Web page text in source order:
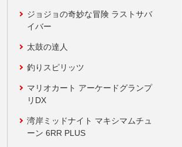
ジョジョの奇妙な冒険 ラストサバ
イバー
太鼓の達人
釣りスピリッツ
マリオカート アーケードグランプ
リDX
湾岸ミッドナイト マキシマムチュ
ーン 6RR PLUS